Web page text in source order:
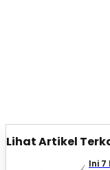
Lihat Artikel
Ini 7